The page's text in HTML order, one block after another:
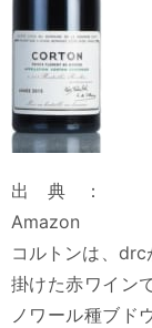
出典：
Amazon
コルトンは、
掛けた赤ワイン
ノワール種ブド